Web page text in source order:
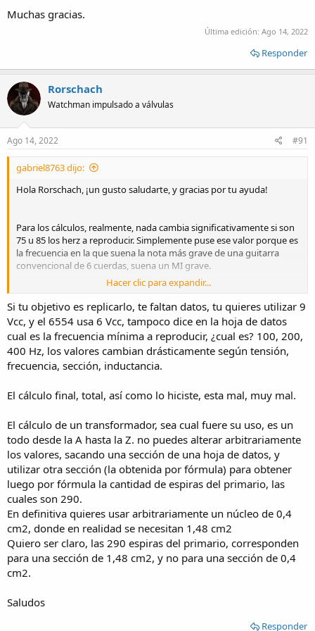
Muchas gracias.
Última edición: Ago 14, 2022
Responder
Rorschach
Watchman impulsado a válvulas
Ago 14, 2022 #91
gabriel8763 dijo:
Hola Rorschach, ¡un gusto saludarte, y gracias por tu ayuda!
Para los cálculos, realmente, nada cambia significativamente si son
75 u 85 los herz a reproducir. Simplemente puse ese valor porque es
la frecuencia en la que suena la nota más grave de una guitarra
convencional de 6 cuerdas, suena un MI grave.
Coincido con tu pensamiento, pero, quisiera subrayar que, como
comenté días pasados, mi objetivo es replicar un transformador de
salida, según los datos que encontré en este hilo. En 2017 Piojo y
Dosmetros compartieron datos muy interesantes de
transformadores Driver y Salida para transistores, fabricados por
Dicho esto, por favor, te agradezco que me corrijas si en algo estoy
equivocado, quiero aprender, ¡garcias!
0,3969 cm2 o redondeando 0,4 cm2 es la superficie del núcleo de un
transformador con laminación 63, considerando que el carrete es
cuadrado, la rama central y el apilado miden 6,3 mm cada uno. Por
lo tanto, la superficie es el producto entre ambos.
¿Por qué opté por esa laminación, por qué ese carrete, etc.? Solo
para este asunto, a efectos prácticos edité una de las fotos que
brindó Piojo, donde se observan en el primer renglón los datos del
transformador que deseo replicar, el número 6554:
Ver el archivo adjunto 286560
Si no estoy equivocado, entiendo que, fue construido para que
que las chapas corresponden a la laminación 63, ya que la "E" mide
26 mm de largo, y si le sumamos el suncho, tenemos los 28 mm. El
Hacer clic para expandir...
Si tu objetivo es replicarlo, te faltan datos, tu quieres utilizar 9
Vcc, y el 6554 usa 6 Vcc, tampoco dice en la hoja de datos
cual es la frecuencia mínima a reproducir, ¿cual es? 100, 200,
400 Hz, los valores cambian drásticamente según tensión,
frecuencia, sección, inductancia.
El cálculo final, total, así como lo hiciste, esta mal, muy mal.
El cálculo de un transformador, sea cual fuere su uso, es un
todo desde la A hasta la Z. no puedes alterar arbitrariamente
los valores, sacando una sección de una hoja de datos, y
utilizar otra sección (la obtenida por fórmula) para obtener
luego por fórmula la cantidad de espiras del primario, las
cuales son 290.
En definitiva quieres usar arbitrariamente un núcleo de 0,4
cm2, donde en realidad se necesitan 1,48 cm2
Quiero ser claro, las 290 espiras del primario, corresponden
para una sección de 1,48 cm2, y no para una sección de 0,4
cm2.
Saludos
Responder